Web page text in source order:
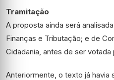
Tramitação
A proposta ainda será
Finanças e Tributação; e de
Cidadania, antes de ser votada
Anteriormente, o texto já havia